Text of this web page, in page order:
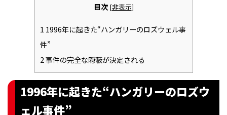
目次 [非表示]
1 1996年に起きた“ハンガリーのロズウェル事
件”
2事件の完全な隠蔽が決定される
1996年に起きた“ハンガリーのロズウ
ェル事件”